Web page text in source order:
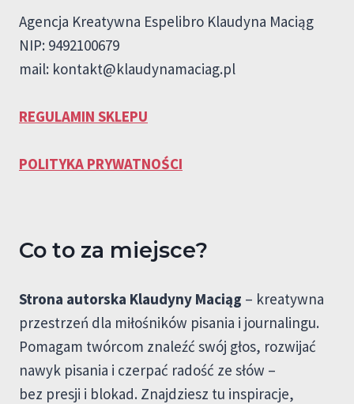
Agencja Kreatywna Espelibro Klaudyna Maciąg
NIP: 9492100679
mail: kontakt@klaudynamaciag.pl
REGULAMIN SKLEPU
POLITYKA PRYWATNOŚCI
Co to za miejsce?
Strona autorska Klaudyny Maciąg – kreatywna
przestrzeń dla miłośników pisania i journalingu.
Pomagam twórcom znaleźć swój głos, rozwijać
nawyk pisania i czerpać radość ze słów –
bez presji i blokad. Znajdziesz tu inspiracje,